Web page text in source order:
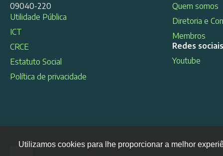
09040-220
Utilidade Pública
ICT
CRCE
Estatuto Social
Política de privacidade
Quem somos
Diretoria e
Membros
Redes sociais
Youtube
Utilizamos cookies para lhe proporcionar a melhor